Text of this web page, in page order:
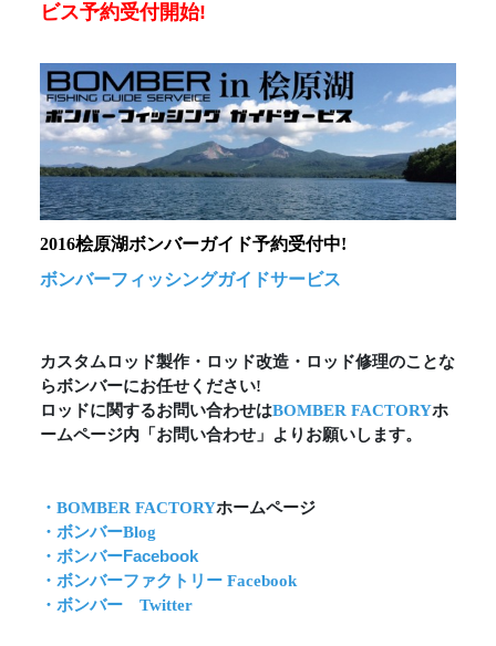
ビス予約受付開始!
2016桧原湖ボンバーガイド予約受付中!
ボンバーフィッシングガイドサービス
カスタムロッド製作・ロッド改造・ロッド修理のことな
らボンバーにお任せください!
ロッドに関するお問い合わせはBOMBER FACTORYホ
ームページ内「お問い合わせ」よりお願いします。
・BOMBER FACTORYホームページ
・ボンバーBlog
・ボンバーFacebook
・ボンバーファクトリー Facebook
・ボンバー Twitter